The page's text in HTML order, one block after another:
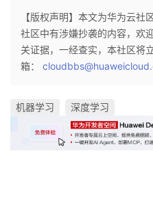
【版权声明】本文为华为云
社区中有涉嫌抄袭的内容，欢
关证据，一经查实，本社区将
箱：
机器学习 深度学习